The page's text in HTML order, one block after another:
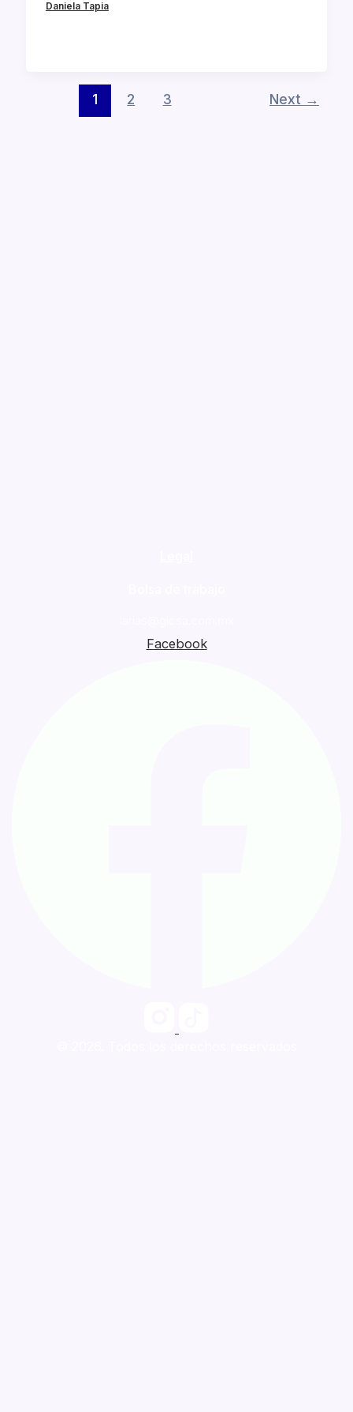
Daniela Tapia
1 2 3 Next →
Facebook